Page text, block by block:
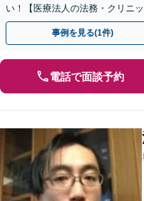
い！【医療法人の法務・クリニ
ドバイスで、納得のできるトラ
事例を見る(1件)
電話で面談予約